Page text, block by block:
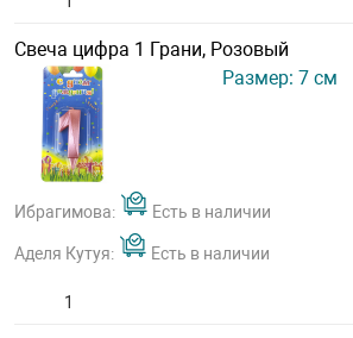
Свеча цифра 1 Грани, Розовый
Размер: 7 см
Ибрагимова: Есть в наличии
Аделя Кутуя: Есть в наличии